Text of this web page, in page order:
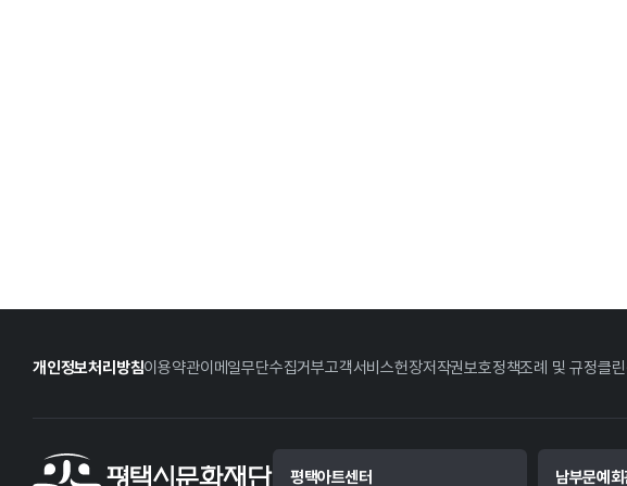
개인정보처리방침이용약관이메일무단수집거부고객서비스헌장저작권보호정책조례 및 규정클
평택아트센터 남부문예